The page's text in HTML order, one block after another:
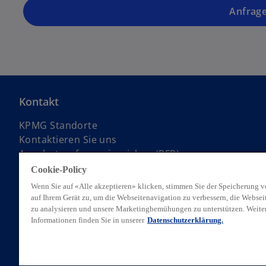
Kontakt
KPMG Standorte
Kontaktieren Sie uns
Angebotsanfrage einreichen (RFP)
KPMG Alumni Netzwerk
© 2026 KPMG AG, eine Schweizer Aktiengesellschaft, ist eine
einer Gesellschaft mit beschränkter Haftung englischen Rechts,
Cookie-Policy
Wenn Sie auf «Alle akzeptieren» klicken, stimmen Sie der Speicherung
auf Ihrem Gerät zu, um die Webseitenavigation zu verbessern, die
zu analysieren und unsere Marketingbemühungen zu unterstützen.
Informationen finden Sie in unserer Datenschutzerklärung.